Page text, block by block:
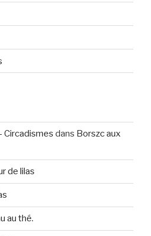
Circadismes dans Borszc aux
de lilas
au thé.